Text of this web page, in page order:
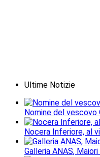
Ultime Notizie
Nomine del vescovo
Nocera Inferiore, al
Galleria ANAS,